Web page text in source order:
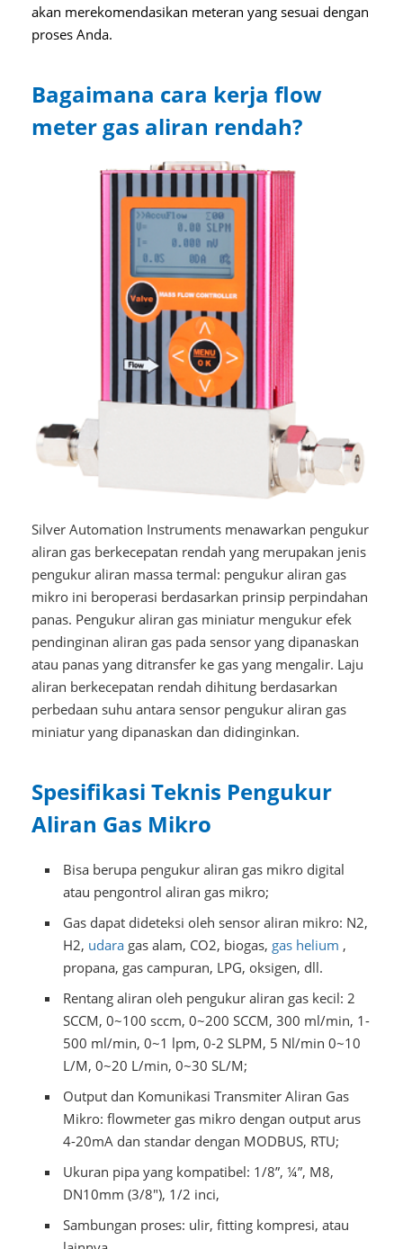
akan merekomendasikan meteran yang sesuai dengan
proses Anda.
Bagaimana cara kerja flow
meter gas aliran rendah?
Silver Automation Instruments menawarkan pengukur
aliran gas berkecepatan rendah yang merupakan jenis
pengukur aliran massa termal: pengukur aliran gas
mikro ini beroperasi berdasarkan prinsip perpindahan
panas. Pengukur aliran gas miniatur mengukur efek
pendinginan aliran gas pada sensor yang dipanaskan
atau panas yang ditransfer ke gas yang mengalir. Laju
aliran berkecepatan rendah dihitung berdasarkan
perbedaan suhu antara sensor pengukur aliran gas
miniatur yang dipanaskan dan didinginkan.
Spesifikasi Teknis Pengukur
Aliran Gas Mikro
Bisa berupa pengukur aliran gas mikro digital
atau pengontrol aliran gas mikro;
Gas dapat dideteksi oleh sensor aliran mikro: N2,
H2, udara gas alam, CO2, biogas, gas helium ,
propana, gas campuran, LPG, oksigen, dll.
Rentang aliran oleh pengukur aliran gas kecil: 2
SCCM, 0~100 sccm, 0~200 SCCM, 300 ml/min, 1-
500 ml/min, 0~1 lpm, 0-2 SLPM, 5 Nl/min 0~10
L/M, 0~20 L/min, 0~30 SL/M;
Output dan Komunikasi Transmiter Aliran Gas
Mikro: flowmeter gas mikro dengan output arus
4-20mA dan standar dengan MODBUS, RTU;
Ukuran pipa yang kompatibel: 1/8”, ¼”, M8,
DN10mm (3/8"), 1/2 inci,
Sambungan proses: ulir, fitting kompresi, atau